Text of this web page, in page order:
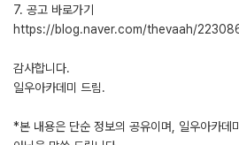
7. 공고 바로가기
https://blog.naver.com/thevaah/
감사합니다.
일우아카데미 드림.
*본 내용은 단순 정보의 공유이며, 일우아카데